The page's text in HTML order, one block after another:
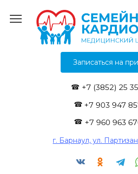
содержанию
Записаться на
+7 (3852) 25
+7 903 947
+7 960 963
г. Барнаул, ул.